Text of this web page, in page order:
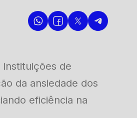
de
da ansiedade dos
eficiência na